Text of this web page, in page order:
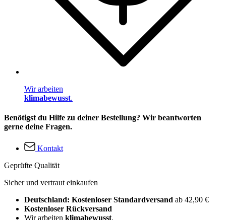
Wir arbeiten
klimabewusst.
Benötigst du Hilfe zu deiner Bestellung? Wir beantworten
gerne deine Fragen.
Kontakt
Geprüfte Qualität
Sicher und vertraut einkaufen
Deutschland: Kostenloser Standardversand ab 42,90 €
Kostenloser Rückversand
Wir arbeiten klimabewusst.